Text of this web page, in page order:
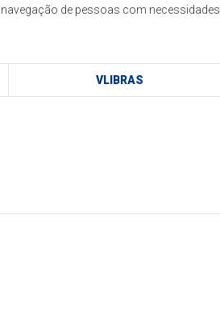
de pessoas com necessidades
VLIBRAS